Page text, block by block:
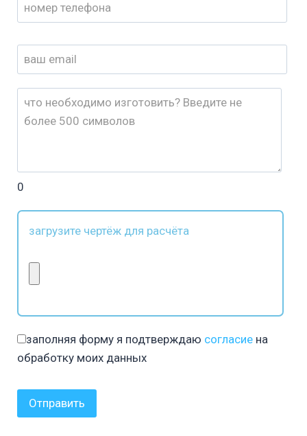
0
загрузите чертёж для расчёта
заполняя форму я подтверждаю согласие на
обработку моих данных